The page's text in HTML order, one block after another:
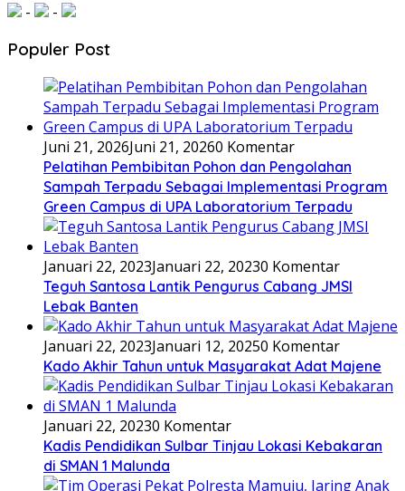
- -
Populer Post
Juni 21, 2026Juni 21, 20260 Komentar
Pelatihan Pembibitan Pohon dan Pengolahan
Sampah Terpadu Sebagai Implementasi Program
Green Campus di UPA Laboratorium Terpadu
Januari 22, 2023Januari 22, 20230 Komentar
Teguh Santosa Lantik Pengurus Cabang JMSI
Lebak Banten
Januari 22, 2023Januari 12, 20250 Komentar
Kado Akhir Tahun untuk Masyarakat Adat Majene
Januari 22, 20230 Komentar
Kadis Pendidikan Sulbar Tinjau Lokasi Kebakaran
di SMAN 1 Malunda